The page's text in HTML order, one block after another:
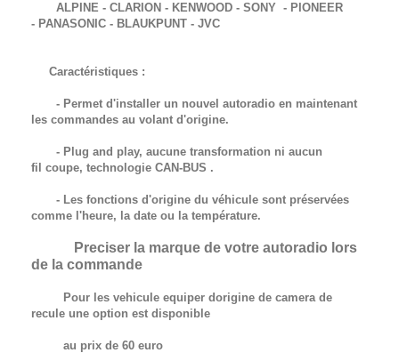
ALPINE - CLARION - KENWOOD - SONY - PIONEER
- PANASONIC - BLAUKPUNT - JVC
Caractéristiques :
- Permet d'installer un nouvel autoradio en maintenant
les commandes au volant d'origine.
- Plug and play, aucune transformation ni aucun
fil coupe, technologie CAN-BUS .
- Les fonctions d'origine du véhicule sont préservées
comme l'heure, la date ou la température.
Preciser la marque de votre autoradio lors
de la commande
Pour les vehicule equiper dorigine de camera de
recule une option est disponible
au prix de 60 euro